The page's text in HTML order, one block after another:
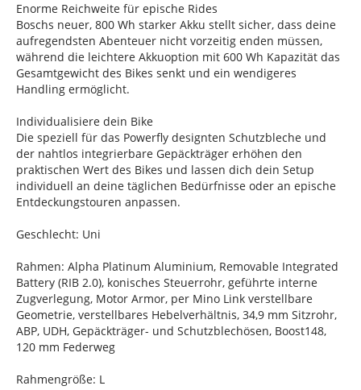
Enorme Reichweite für epische Rides
Boschs neuer, 800 Wh starker Akku stellt sicher, dass deine
aufregendsten Abenteuer nicht vorzeitig enden müssen,
während die leichtere Akkuoption mit 600 Wh Kapazität das
Gesamtgewicht des Bikes senkt und ein wendigeres
Handling ermöglicht.
Individualisiere dein Bike
Die speziell für das Powerfly designten Schutzbleche und
der nahtlos integrierbare Gepäckträger erhöhen den
praktischen Wert des Bikes und lassen dich dein Setup
individuell an deine täglichen Bedürfnisse oder an epische
Entdeckungstouren anpassen.
Geschlecht: Uni
Rahmen: Alpha Platinum Aluminium, Removable Integrated
Battery (RIB 2.0), konisches Steuerrohr, geführte interne
Zugverlegung, Motor Armor, per Mino Link verstellbare
Geometrie, verstellbares Hebelverhältnis, 34,9 mm Sitzrohr,
ABP, UDH, Gepäckträger- und Schutzblechösen, Boost148,
120 mm Federweg
Rahmengröße: L